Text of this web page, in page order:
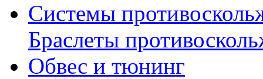
Системы
Браслеты
Обвес и тюнинг